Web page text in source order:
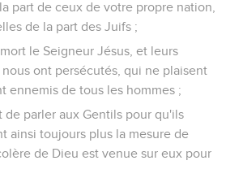
part de ceux de votre propre nation,
de la part des Juifs ;
le Seigneur Jésus, et leurs
ont persécutés, qui ne plaisent
ennemis de tous les hommes ;
de parler aux Gentils pour qu'ils
ainsi toujours plus la mesure de
de Dieu est venue sur eux pour